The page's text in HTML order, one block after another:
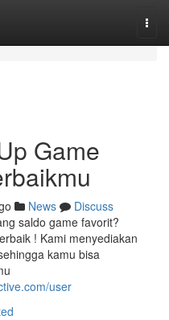
Game
News
Discuss
saldo game favorit?
! Kami menyediakan
kamu bisa
user